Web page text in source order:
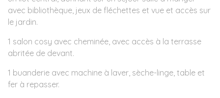
avec bibliothèque, jeux de fléchettes et vue et accès sur
le jardin.
1 salon cosy avec cheminée, avec accès à la terrasse
abritée de devant.
1 buanderie avec machine à laver, sèche-linge, table et
fer à repasser.